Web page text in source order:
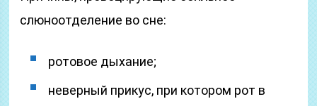
слюноотделение во сне:
ротовое дыхание;
неверный прикус, при котором рот в